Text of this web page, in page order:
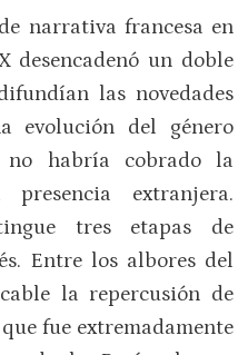
narrativa francesa en
un doble
las novedades
evolución del género
no habría cobrado la
extranjera.
tres etapas de
Entre los albores del
la repercusión de
fue extremadamente